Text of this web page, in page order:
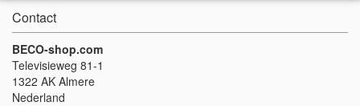
Contact
BECO-shop.com
Televisieweg 81-1
1322 AK Almere
Nederland